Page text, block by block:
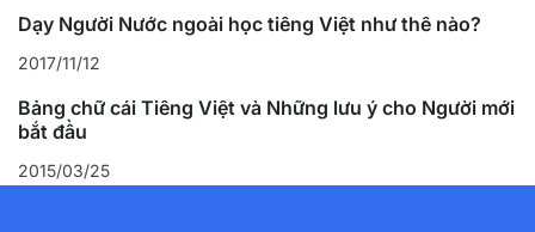
Dạy Người Nước ngoài học tiếng Việt như thế nào?
2017/11/12
Bảng chữ cái Tiếng Việt và Những lưu ý cho Người mới
bắt đầu
2015/03/25